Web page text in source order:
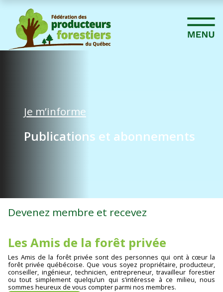
Je m’informe
Publications et abonnements
Devenez membre et recevez
Les Amis de la forêt privée
Les Amis de la forêt privée sont des personnes qui ont à cœur la
forêt privée québécoise. Que vous soyez propriétaire, producteur,
conseiller, ingénieur, technicien, entrepreneur, travailleur forestier
ou tout simplement quelqu’un qui s’intéresse à ce milieu, nous
sommes heureux de vous compter parmi nos membres.